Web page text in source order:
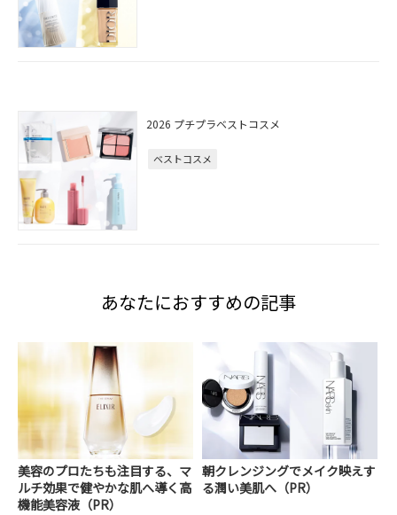
2026 プチプラベストコスメ
ベストコスメ
あなたにおすすめの記事
美容のプロたちも注目する、マ
ルチ効果で健やかな肌へ導く高
機能美容液（PR）
朝クレンジングでメイク映えす
る潤い美肌へ（PR）